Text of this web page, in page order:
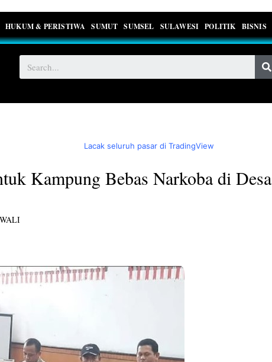
HUKUM & PERISTIWA SUMUT SUMSEL SULAWESI POLITIK BISNIS
Lacak seluruh pasar di TradingView
Kampung Bebas Narkoba di Desa